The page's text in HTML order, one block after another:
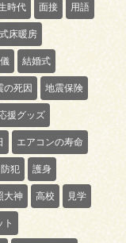
時代 面接 用語
床暖房
結婚式
の死因 地震保険
援グッズ
エアコンの寿命
防犯 護身
大神 高校 見学
ト